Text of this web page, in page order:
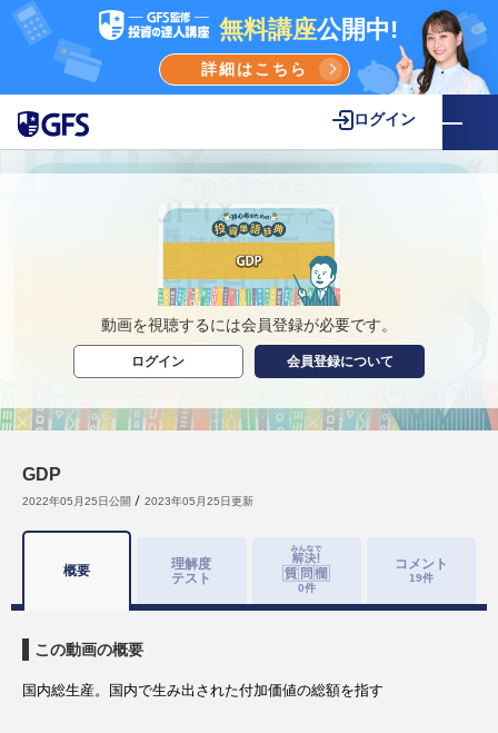
無料講座公開中!
詳細はこちら
ログイン
動画を視聴するには会員登録が必要です。
ログイン 会員登録について
GDP
2022年05月25日公開 2023年05月25日更新
概要
理解度
テスト
0件
コメント
19件
この動画の概要
国内総生産。国内で生み出された付加価値の総額を指す